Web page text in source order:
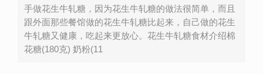
手做花生牛轧糖，因为花生牛轧糖的做法很简单，而且
跟外面那些餐馆做的花生牛轧糖比起来，自己做的花生
牛轧糖又健康，吃起来更放心。花生牛轧糖食材介绍棉
花糖(180克) 奶粉(11